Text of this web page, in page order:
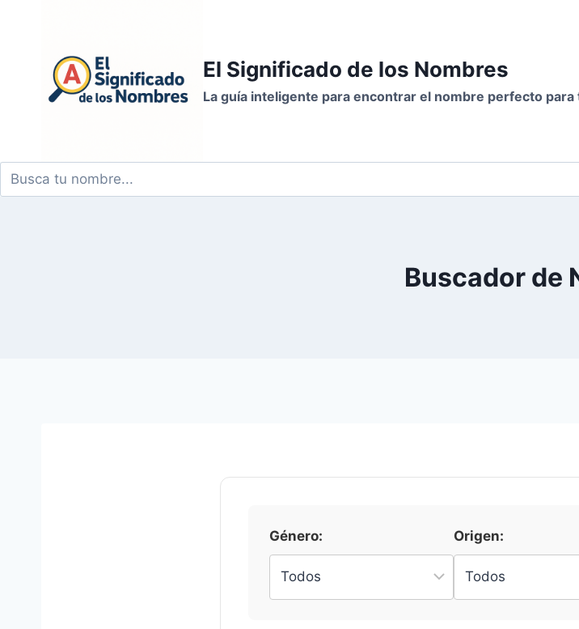
contenido
El Significado de los Nombres
La guía inteligente para encontrar el nombre perfecto para
Buscador de
Género: Origen: